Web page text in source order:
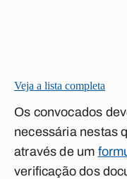
Veja a lista completa
Os convocados
necessária nestas
através de um
verificação dos